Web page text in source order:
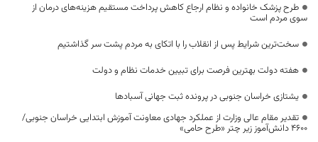
طرح پزشک خانواده و نظام ارجاع کاهش پرداخت مستقیم هزینه‌های درمان از
سوی مردم است
سخت‌ترین شرایط پس از انقلاب را با اتکای به مردم پشت سر گذاشتیم
هفته دولت بهترین فرصت برای تبیین خدمات نظام و دولت
یشتازی خراسان جنوبی در پرونده ثبت جهانی آسبادها
تقدیر مقام عالی وزارت از عملکرد جهادی معاونت آموزش ابتدایی خراسان جنوبی/
۴۶۰۰ دانش‌آموز زیر چتر «طرح حامی»